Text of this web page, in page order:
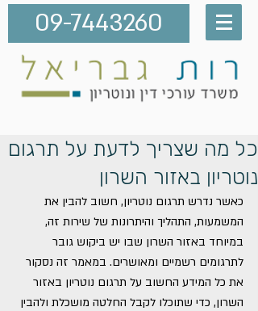
09-7443260
כל מה שצריך לדעת על תרגום
נוטריון באזור השרון
כאשר נדרש תרגום נוטריון, חשוב להבין את
המשמעות, התהליך והיתרונות של שירות זה,
במיוחד באזור השרון שבו יש ביקוש גובר
לתרגומים רשמיים ומאושרים. במאמר זה נסקור
את כל המידע החשוב על תרגום נוטריון באזור
השרון, כדי שתוכלו לקבל החלטה מושכלת ולהבין